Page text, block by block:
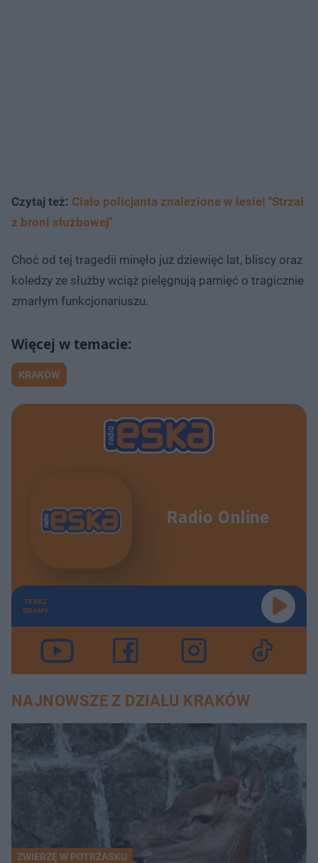
Czytaj też: Ciało policjanta znalezione w lesie! "Strzał
z broni służbowej"
Choć od tej tragedii minęło już dziewięć lat, bliscy oraz
koledzy ze służby wciąż pielęgnują pamięć o tragicznie
zmarłym funkcjonariuszu.
KRAKÓW
Radio Online
TERAZ
GRAMY
NAJNOWSZE Z DZIAŁU KRAKÓW
ZWIERZĘ W POTRZASKU